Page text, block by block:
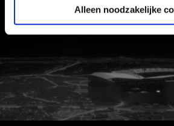
Alleen noodzakelijke
VERTROUWENSPERSOON
FC